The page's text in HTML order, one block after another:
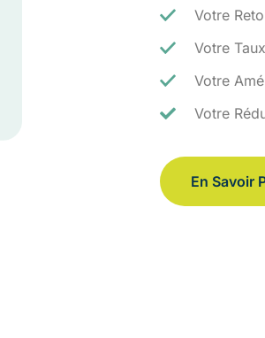
Votre
Votre
Votre
Votre
En Savoir